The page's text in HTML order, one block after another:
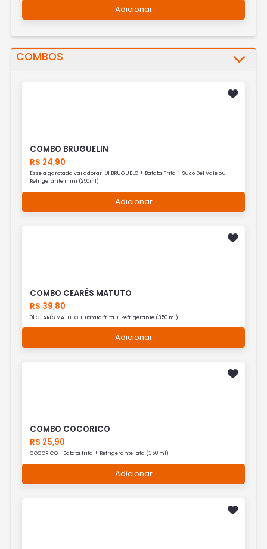
Adicionar
COMBOS
COMBO BRUGUELIN
R$ 24,90
Esse a garotada vai adorar! 01 BRUGUELO + Batata Frita + Suco Del Vale ou
Refrigerante mini (250ml)
Adicionar
COMBO CEARÊS MATUTO
R$ 39,80
01 CEARÊS MATUTO + Batata frita + Refrigerante (350 ml).
Adicionar
COMBO COCORICO
R$ 25,90
COCORICO +Batata frita + Refrigerante lata (350 ml)
Adicionar